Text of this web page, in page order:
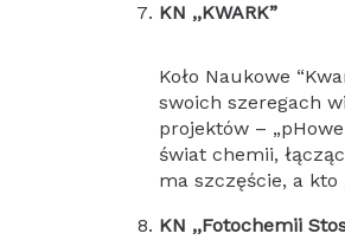
KN ,,KWARK”
Koło Naukowe
swoich szeregach
projektów –
świat chemii,
ma szczęście, a kto
KN ,,Fotochemii